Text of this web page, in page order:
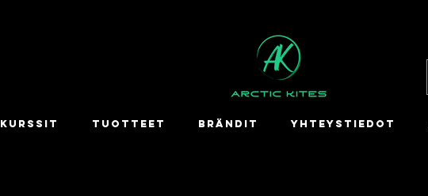
KURSSIT TUOTTEET BRÄNDIT YHTEYSTIEDOT